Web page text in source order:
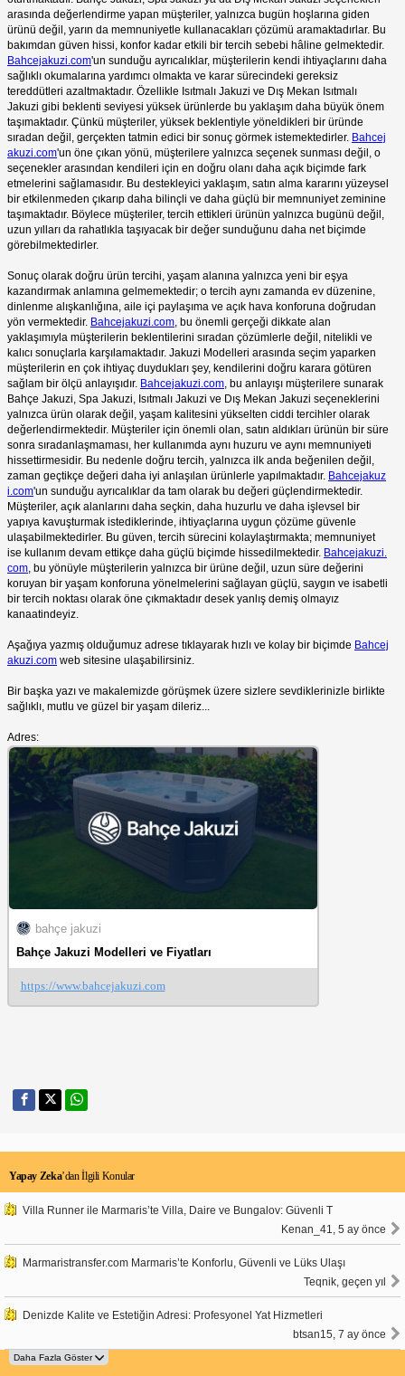
arasında değerlendirme yapan müşteriler, yalnızca bugün hoşlarına giden
ürünü değil, yarın da memnuniyetle kullanacakları çözümü aramaktadırlar. Bu
bakımdan güven hissi, konfor kadar etkili bir tercih sebebi hâline gelmektedir.
Bahcejakuzi.com'un sunduğu ayrıcalıklar, müşterilerin kendi ihtiyaçlarını daha
sağlıklı okumalarına yardımcı olmakta ve karar sürecindeki gereksiz
tereddütleri azaltmaktadır. Özellikle Isıtmalı Jakuzi ve Dış Mekan Isıtmalı
Jakuzi gibi beklenti seviyesi yüksek ürünlerde bu yaklaşım daha büyük önem
taşımaktadır. Çünkü müşteriler, yüksek beklentiyle yöneldikleri bir üründe
sıradan değil, gerçekten tatmin edici bir sonuç görmek istemektedirler. Bahcej
akuzi.com'un öne çıkan yönü, müşterilere yalnızca seçenek sunması değil, o
seçenekler arasından kendileri için en doğru olanı daha açık biçimde fark
etmelerini sağlamasıdır. Bu destekleyici yaklaşım, satın alma kararını yüzeysel
bir etkilenmeden çıkarıp daha bilinçli ve daha güçlü bir memnuniyet zeminine
taşımaktadır. Böylece müşteriler, tercih ettikleri ürünün yalnızca bugünü değil,
uzun yılları da rahatlıkla taşıyacak bir değer sunduğunu daha net biçimde
görebilmektedirler.
Sonuç olarak doğru ürün tercihi, yaşam alanına yalnızca yeni bir eşya
kazandırmak anlamına gelmemektedir; o tercih aynı zamanda ev düzenine,
dinlenme alışkanlığına, aile içi paylaşıma ve açık hava konforuna doğrudan
yön vermektedir. Bahcejakuzi.com , bu önemli gerçeği dikkate alan
yaklaşımıyla müşterilerin beklentilerini sıradan çözümlerle değil, nitelikli ve
kalıcı sonuçlarla karşılamaktadır. Jakuzi Modelleri arasında seçim yaparken
müşterilerin en çok ihtiyaç duydukları şey, kendilerini doğru karara götüren
sağlam bir ölçü anlayışıdır. Bahcejakuzi.com , bu anlayışı müşterilere sunarak
Bahçe Jakuzi, Spa Jakuzi, Isıtmalı Jakuzi ve Dış Mekan Jakuzi seçeneklerini
yalnızca ürün olarak değil, yaşam kalitesini yükselten ciddi tercihler olarak
değerlendirmektedir. Müşteriler için önemli olan, satın aldıkları ürünün bir süre
sonra sıradanlaşmaması, her kullanımda aynı huzuru ve aynı memnuniyeti
hissettirmesidir. Bu nedenle doğru tercih, yalnızca ilk anda beğenilen değil,
zaman geçtikçe değeri daha iyi anlaşılan ürünlerle yapılmaktadır. Bahcejakuz
i.com'un sunduğu ayrıcalıklar da tam olarak bu değeri güçlendirmektedir.
Müşteriler, açık alanlarını daha seçkin, daha huzurlu ve daha işlevsel bir
yapıya kavuşturmak istediklerinde, ihtiyaçlarına uygun çözüme güvenle
ulaşabilmektedirler. Bu güven, tercih sürecini kolaylaştırmakta; memnuniyet
ise kullanım devam ettikçe daha güçlü biçimde hissedilmektedir. Bahcejakuzi.
com , bu yönüyle müşterilerin yalnızca bir ürüne değil, uzun süre değerini
koruyan bir yaşam konforuna yönelmelerini sağlayan güçlü, saygın ve isabetli
bir tercih noktası olarak öne çıkmaktadır desek yanlış demiş olmayız
kanaatindeyiz.
Aşağıya yazmış olduğumuz adrese tıklayarak hızlı ve kolay bir biçimde Bahcej
akuzi.com web sitesine ulaşabilirsiniz.
Bir başka yazı ve makalemizde görüşmek üzere sizlere sevdiklerinizle birlikte
sağlıklı, mutlu ve güzel bir yaşam dileriz...
Adres:
bahçe jakuzi
Bahçe Jakuzi Modelleri ve Fiyatları
https://www.bahcejakuzi.com
Yapay Zeka’dan İlgili Konular
Villa Runner ile Marmaris’te Villa, Daire ve Bungalov: Güvenli T
Kenan_41, 5 ay önce
Marmaristransfer.com Marmaris’te Konforlu, Güvenli ve Lüks Ulaşı
Teqnik, geçen yıl
Denizde Kalite ve Estetiğin Adresi: Profesyonel Yat Hizmetleri
btsan15, 7 ay önce